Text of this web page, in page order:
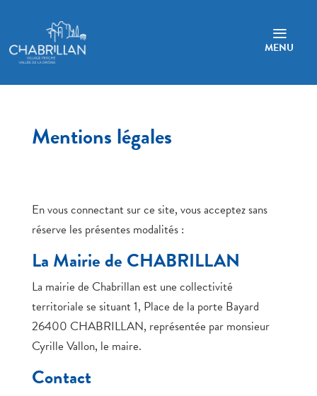
a
MENU
Mentions légales
En vous connectant sur ce site, vous acceptez sans
réserve les présentes modalités :
La Mairie de CHABRILLAN
La mairie de Chabrillan est une collectivité
territoriale se situant 1, Place de la porte Bayard
26400 CHABRILLAN, représentée par monsieur
Cyrille Vallon, le maire.
Contact